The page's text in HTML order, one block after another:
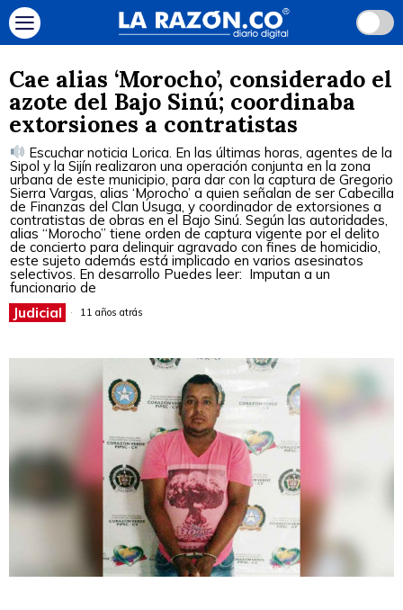
Cae alias ‘Morocho’, considerado el
azote del Bajo Sinú; coordinaba
extorsiones a contratistas
Escuchar noticia Lorica. En las últimas horas, agentes de la
Sipol y la Sijín realizaron una operación conjunta en la zona
urbana de este municipio, para dar con la captura de Gregorio
Sierra Vargas, alias ‘Morocho’ a quien señalan de ser Cabecilla
de Finanzas del Clan Úsuga, y coordinador de extorsiones a
contratistas de obras en el Bajo Sinú. Según las autoridades,
alias “Morocho” tiene orden de captura vigente por el delito
de concierto para delinquir agravado con fines de homicidio,
este sujeto además está implicado en varios asesinatos
selectivos. En desarrollo Puedes leer: Imputan a un
funcionario de
Judicial 11 años atrás